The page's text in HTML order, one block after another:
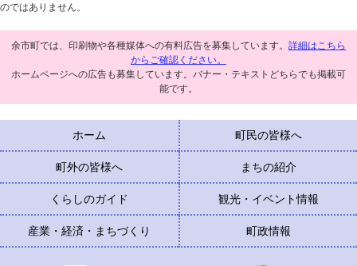
のではありません。
余市町では、印刷物や各種媒体への有料広告を募集しています。 詳細はこちら
からご確認ください。
ホームページへの広告も募集しています。バナー・テキストどちらでも掲載可
能です。
ホーム 町民の皆様へ
町外の皆様へ まちの紹介
くらしのガイド 観光・イベント情報
産業・経済・まちづくり 町政情報